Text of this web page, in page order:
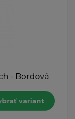
- Bordová
variant